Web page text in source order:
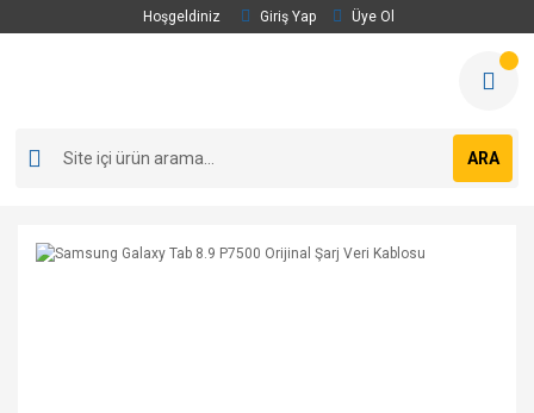
Hoşgeldiniz Giriş Yap Üye Ol
ARA